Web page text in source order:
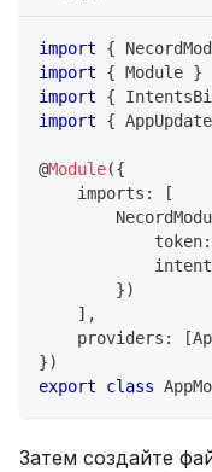
import {
import
{ Module }
import
{
import
{ AppUpdate
@Module({
    imports
:
[
            token
:
})
] ,
    providers
: [
})
export
class
Затем создайте